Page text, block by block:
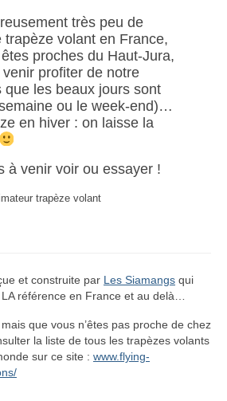
très peu de
trapèze volant en France,
proches du Haut-Jura,
profiter de notre
que les beaux jours sont
ou le week-end)…
en hiver : on laisse la
à venir voir ou essayer !
trapèze volant
et construite par Les Siamangs qui
référence en France et au delà…
que vous n’êtes pas proche de chez
la liste de tous les trapèzes volants
sur ce site : www.flying-